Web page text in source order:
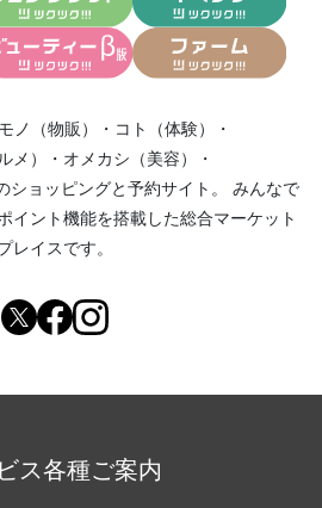
モノ（物販） ・ コト（体験）
・
メ）
・ オメカシ（美容）
・
ショッピングと予約サイト。
みんなで
イント機能を搭載した総合マーケット
レイスです。
ス各種ご案内